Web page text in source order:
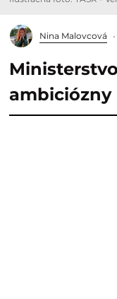
Nina Malovcová
ambiciózny